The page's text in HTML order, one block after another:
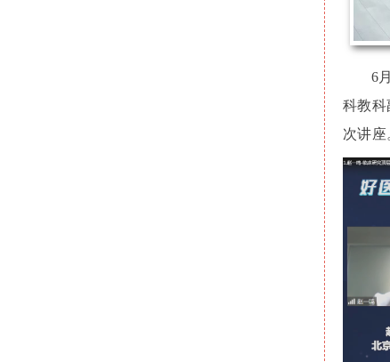
6
科教
次讲座